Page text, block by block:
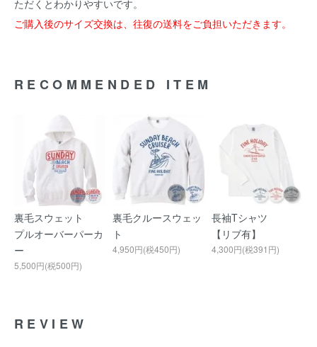
ただくとわかりやすいです。
ご購入後のサイズ交換は、往復の送料をご負担いただきます。
RECOMMENDED ITEM
裏毛スウェット
プルオーバーパーカ
ー
5,500円(税500円)
裏毛クルースウェッ
ト
4,950円(税450円)
長袖Tシャツ
【リブ有】
4,300円(税391円)
REVIEW